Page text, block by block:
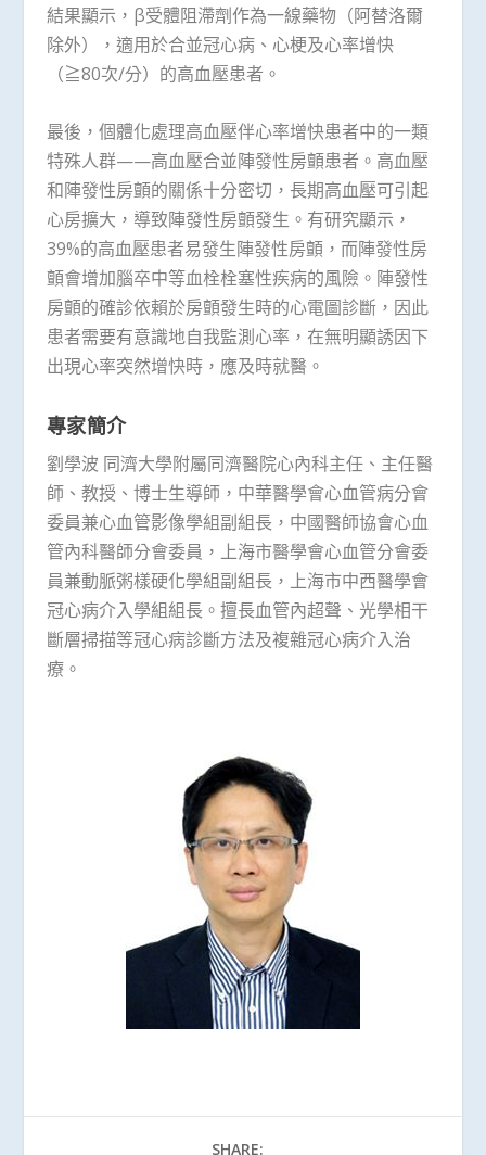
結果顯示，β受體阻滯劑作為一線藥物（阿替洛爾
除外），適用於合並冠心病、心梗及心率增快
（≧80次/分）的高血壓患者。
最後，個體化處理高血壓伴心率增快患者中的一類
特殊人群——高血壓合並陣發性房顫患者。高血壓
和陣發性房顫的關係十分密切，長期高血壓可引起
心房擴大，導致陣發性房顫發生。有研究顯示，
39%的高血壓患者易發生陣發性房顫，而陣發性房
顫會增加腦卒中等血栓栓塞性疾病的風險。陣發性
房顫的確診依賴於房顫發生時的心電圖診斷，因此
患者需要有意識地自我監測心率，在無明顯誘因下
出現心率突然增快時，應及時就醫。
專家簡介
劉學波 同濟大學附屬同濟醫院心內科主任、主任醫
師、教授、博士生導師，中華醫學會心血管病分會
委員兼心血管影像學組副組長，中國醫師協會心血
管內科醫師分會委員，上海市醫學會心血管分會委
員兼動脈粥樣硬化學組副組長，上海市中西醫學會
冠心病介入學組組長。擅長血管內超聲、光學相干
斷層掃描等冠心病診斷方法及複雜冠心病介入治
療。
SHARE: